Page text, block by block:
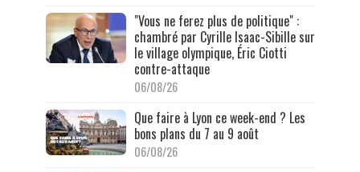
"Vous ne ferez plus de politique" :
chambré par Cyrille Isaac-Sibille sur
le village olympique, Éric Ciotti
contre-attaque
06/08/26
Que faire à Lyon ce week-end ? Les
bons plans du 7 au 9 août
06/08/26